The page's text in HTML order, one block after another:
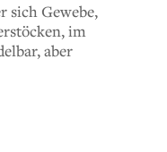
sich Gewebe,
im
aber